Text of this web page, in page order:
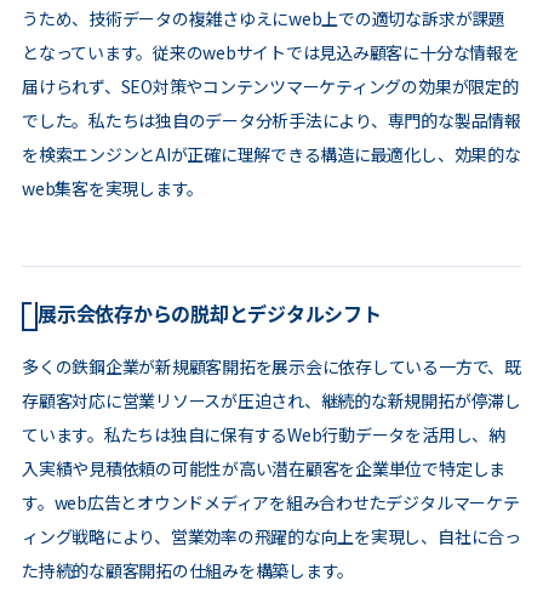
うため、技術データの複雑さゆえにweb上での適切な訴求が課題
となっています。従来のwebサイトでは見込み顧客に十分な情報を
届けられず、SEO対策やコンテンツマーケティングの効果が限定的
でした。私たちは独自のデータ分析手法により、専門的な製品情報
を検索エンジンとAIが正確に理解できる構造に最適化し、効果的な
web集客を実現します。
展示会依存からの脱却とデジタルシフト
多くの鉄鋼企業が新規顧客開拓を展示会に依存している一方で、既
存顧客対応に営業リソースが圧迫され、継続的な新規開拓が停滞し
ています。私たちは独自に保有するWeb行動データを活用し、納
入実績や見積依頼の可能性が高い潜在顧客を企業単位で特定しま
す。web広告とオウンドメディアを組み合わせたデジタルマーケテ
ィング戦略により、営業効率の飛躍的な向上を実現し、自社に合っ
た持続的な顧客開拓の仕組みを構築します。